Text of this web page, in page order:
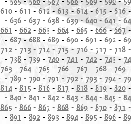
610- 611 - 612- 613-614-615 - 616-
- 636 - 637 - 638 - 639- 640 -641 -
661 - 662- 663 - 664- 665 - 666- 667 -
- 687 - 688 - 689 - 690 - 691 - 692 -
712- 713 - 714- 715- 716- 717 - 718-
- 738 - 739 - 740 - 741 - 742 - 743 -
763 - 764- 765 - 766- 767 - 768- 769-
- 789 - 790 - 791 - 792 - 793 - 794 -
814- 815 - 816- 817 - 818- 819- 820-
- 840 - 841 - 842 - 843 - 844 - 845 -
865 - 866- 867 - 868- 869- 870- 871 -
- 891 - 892 - 893 - 894 - 895 - 896 -